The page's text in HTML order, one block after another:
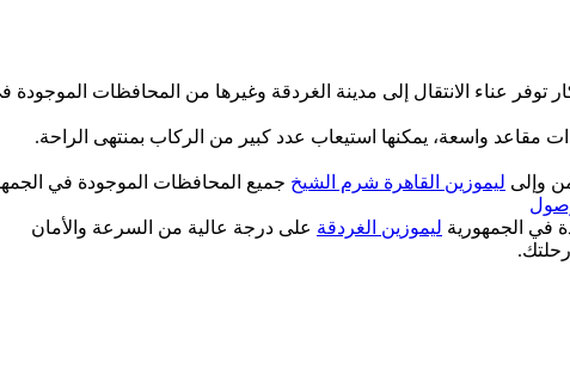
توفر عناء الانتقال إلى مدينة الغردقة وغيرها من المحافظات الموجودة
مقاعد واسعة، يمكنها استيعاب عدد كبير من الركاب بمنتهى الراحة.
وإلى ليموزين القاهرة شرم الشيخ جميع المحافظات الموجودة في
في الجمهورية ليموزين الغردقة على درجة عالية من السرعة والأمان